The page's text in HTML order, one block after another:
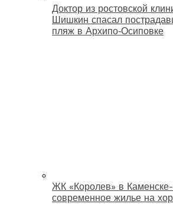
Доктор из ростовской
Шишкин спасал
пляж в Архипо‑Осиповке
ЖК «Королев» в
современное жилье на